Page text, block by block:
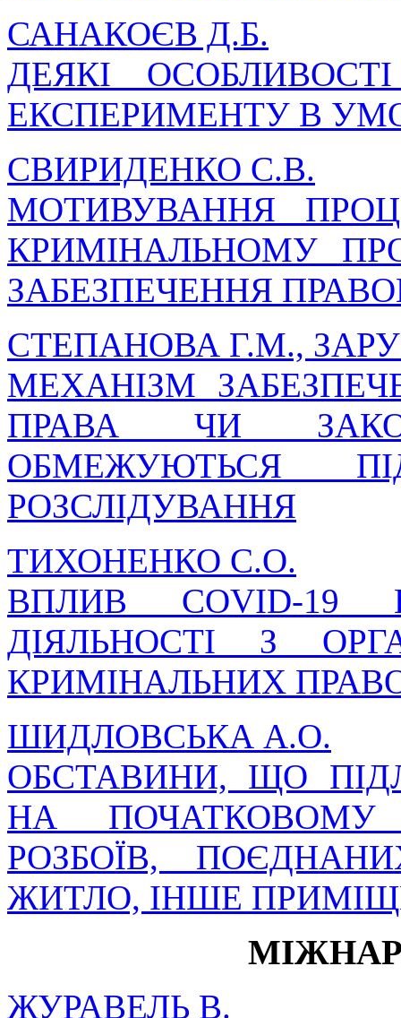
САНАКОЄВ Д.Б.
ДЕЯКІ
ЕКСПЕРИМЕНТУ В
СВИРИДЕНКО С.В.
МОТИВУВАННЯ
КРИМІНАЛЬНОМУ
ЗАБЕЗПЕЧЕННЯ
СТЕПАНОВА Г.М.,
МЕХАНІЗМ
ПРАВА ЧИ
ОБМЕЖУЮТЬСЯ
РОЗСЛІДУВАННЯ
ТИХОНЕНКО С.О.
ВПЛИВ COVID-19
ДІЯЛЬНОСТІ З
КРИМІНАЛЬНИХ
ШИДЛОВСЬКА А.О.
ОБСТАВИНИ, ЩО
НА ПОЧАТКОВОМУ
РОЗБОЇВ,
ЖИТЛО, ІНШЕ
ЖУРАВЕЛЬ В.